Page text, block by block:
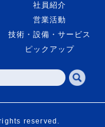
社員紹介
営業活動
技術・設備・サービス
ピックアップ
reserved.